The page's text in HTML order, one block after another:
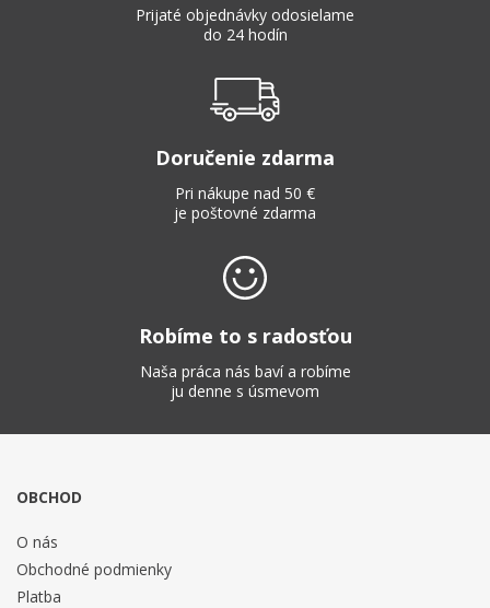
Prijaté objednávky odosielame
do 24 hodín
Doručenie zdarma
Pri nákupe nad 50 €
je poštovné zdarma
Robíme to s radosťou
Naša práca nás baví a robíme
ju denne s úsmevom
OBCHOD
O nás
Obchodné podmienky
Platba